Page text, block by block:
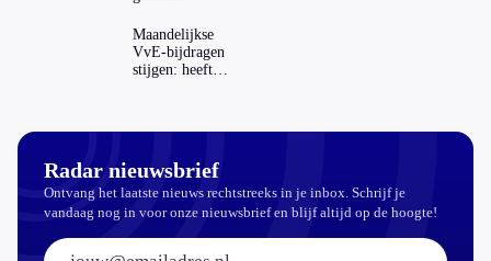
Maandelijkse
VvE-bijdragen
stijgen: heeft
Radar nieuwsbrief
Ontvang het laatste nieuws rechtstreeks in je inbox. Schrijf je
vandaag nog in voor onze nieuwsbrief en blijf altijd op de hoogte!
E-mailadres: